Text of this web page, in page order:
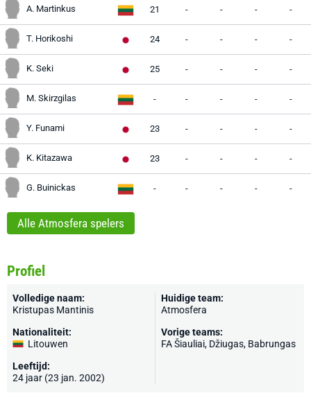
A. Martinkus 21 - - - -
T. Horikoshi 24 - - - -
K. Seki 25 - - - -
M. Skirzgilas - - - - -
Y. Funami 23 - - - -
K. Kitazawa 23 - - - -
G. Buinickas - - - - -
Alle Atmosfera spelers
Profiel
Volledige naam:
Kristupas Mantinis
Nationaliteit:
Litouwen
Leeftijd:
24 jaar (23 jan. 2002)
Huidige team:
Atmosfera
Vorige teams:
FA Šiauliai, Džiugas, Babrungas